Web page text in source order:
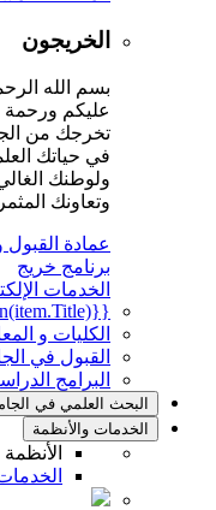
الخريجون
بسم الله
عليكم ورحمة
تخرجك من
في حياتك
ولوطنك
وتعاونك المثمر
عمادة القبول
برنامج خريج
الخدمات
{{mmc.getCurrentTranslation(item.Title)}}
الكليات و
القبول في
البرامج الدراسية
البحث العلمي في الجامعة
الخدمات والأنظمة
الأنظمة
الخدمات